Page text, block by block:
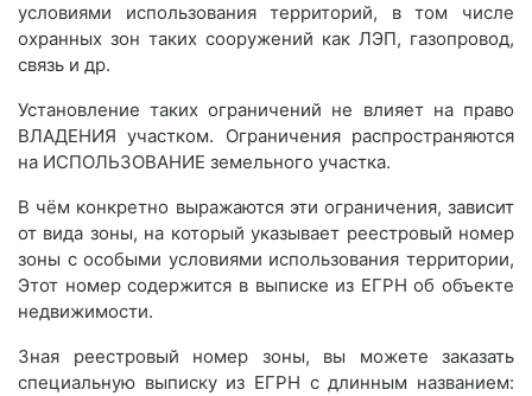
условиями использования территорий, в том числе
охранных зон таких сооружений как ЛЭП, газопровод,
связь и др.
Установление таких ограничений не влияет на право
ВЛАДЕНИЯ участком. Ограничения распространяются
на ИСПОЛЬЗОВАНИЕ земельного участка.
В чём конкретно выражаются эти ограничения, зависит
от вида зоны, на который указывает реестровый номер
зоны с особыми условиями использования территории,
Этот номер содержится в выписке из ЕГРН об объекте
недвижимости.
Зная реестровый номер зоны, вы можете заказать
специальную выписку из ЕГРН с длинным названием: